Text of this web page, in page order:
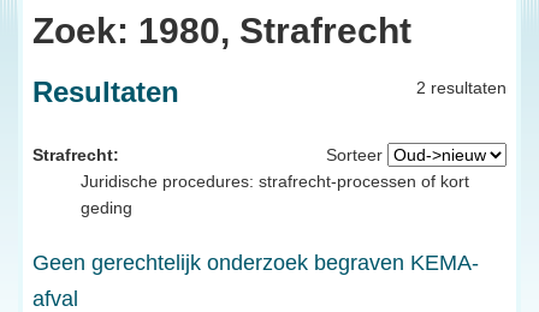
Zoek: 1980, Strafrecht
2 resultaten
Resultaten
Sorteer
Strafrecht:
Juridische procedures: strafrecht-processen of kort
geding
Geen gerechtelijk onderzoek begraven KEMA-
afval